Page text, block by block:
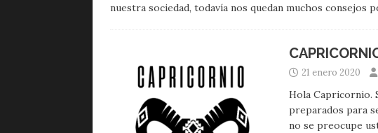
nuestra sociedad, todavía nos quedan muchos consejos
21 enero 2020
Hola Capricornio.
preparados para
no se preocupe